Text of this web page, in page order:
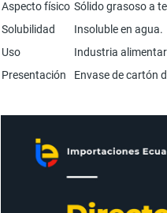
Aspecto físico Sólido grasoso a
Solubilidad
Insoluble en agua.
Uso
Industria
Presentación
Envase de cartón